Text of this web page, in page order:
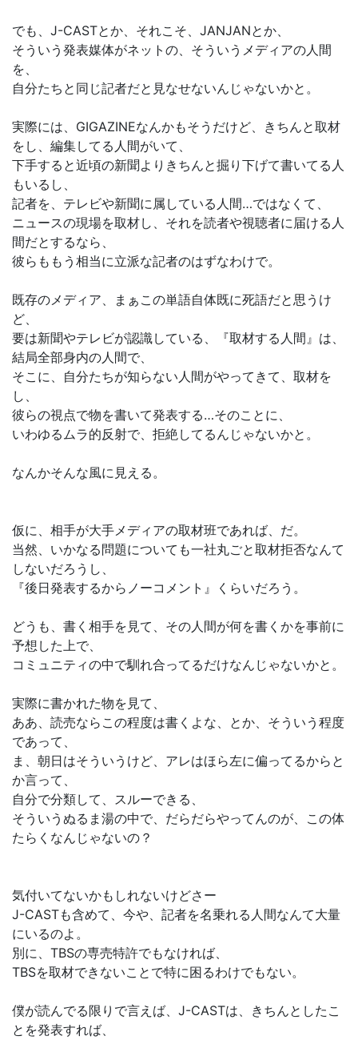
でも、J-CASTとか、それこそ、JANJANとか、
そういう発表媒体がネットの、そういうメディアの人間
を、
自分たちと同じ記者だと見なせないんじゃないかと。
実際には、GIGAZINEなんかもそうだけど、きちんと取材
をし、編集してる人間がいて、
下手すると近頃の新聞よりきちんと掘り下げて書いてる人
もいるし、
記者を、テレビや新聞に属している人間…ではなくて、
ニュースの現場を取材し、それを読者や視聴者に届ける人
間だとするなら、
彼らももう相当に立派な記者のはずなわけで。
既存のメディア、まぁこの単語自体既に死語だと思うけ
ど、
要は新聞やテレビが認識している、『取材する人間』は、
結局全部身内の人間で、
そこに、自分たちが知らない人間がやってきて、取材を
し、
彼らの視点で物を書いて発表する…そのことに、
いわゆるムラ的反射で、拒絶してるんじゃないかと。
なんかそんな風に見える。
仮に、相手が大手メディアの取材班であれば、だ。
当然、いかなる問題についても一社丸ごと取材拒否なんて
しないだろうし、
『後日発表するからノーコメント』くらいだろう。
どうも、書く相手を見て、その人間が何を書くかを事前に
予想した上で、
コミュニティの中で馴れ合ってるだけなんじゃないかと。
実際に書かれた物を見て、
ああ、読売ならこの程度は書くよな、とか、そういう程度
であって、
ま、朝日はそういうけど、アレはほら左に偏ってるからと
か言って、
自分で分類して、スルーできる、
そういうぬるま湯の中で、だらだらやってんのが、この体
たらくなんじゃないの？
気付いてないかもしれないけどさー
J-CASTも含めて、今や、記者を名乗れる人間なんて大量
にいるのよ。
別に、TBSの専売特許でもなければ、
TBSを取材できないことで特に困るわけでもない。
僕が読んでる限りで言えば、J-CASTは、きちんとしたこ
とを発表すれば、